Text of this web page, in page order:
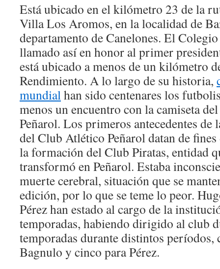
Está ubicado en el kilómetro 23 de la
Villa Los Aromos, en la localidad de
departamento de Canelones. El
llamado así en honor al primer
está ubicado a menos de un kilómetro
Rendimiento. A lo largo de su historia,
mundialhan sido centenares los
menos un encuentro con la camiseta
Peñarol. Los primeros antecedentes de
del Club Atlético Peñarol datan de
la formación del Club Piratas, entidad
transformó en Peñarol. Estaba
muerte cerebral, situación que se
edición, por lo que se teme lo peor.
Pérez han estado al cargo de la
temporadas, habiendo dirigido al club
temporadas durante distintos períodos,
Bagnulo y cinco para Pérez.